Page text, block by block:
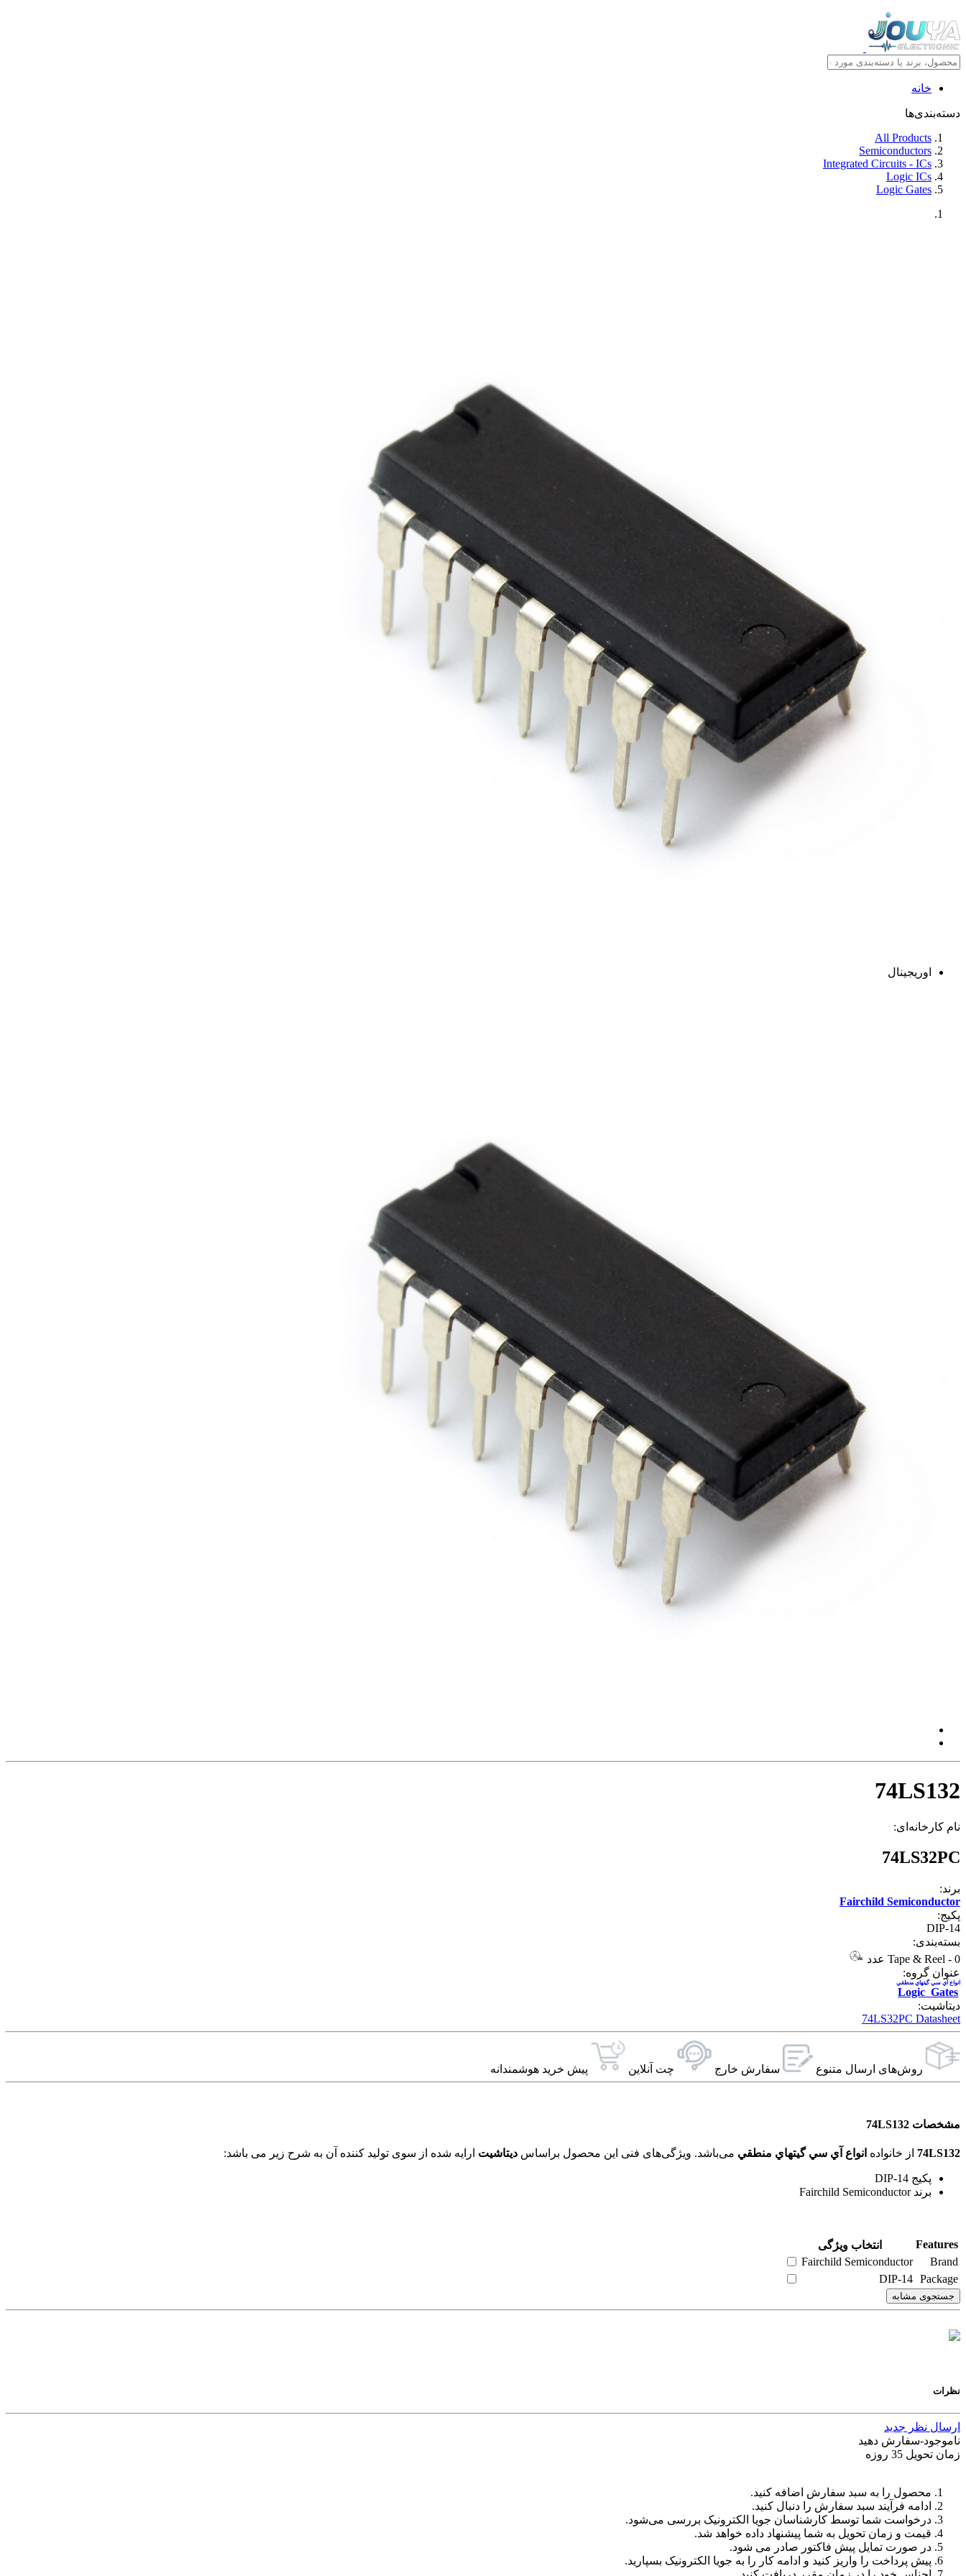
خانه
دسته‌بندی‌ها
All Products
Semiconductors
Integrated Circuits - ICs
Logic ICs
Logic Gates
اوریجینال
74LS132
نام کارخانه‌ای:
74LS32PC
برند:
Fairchild Semiconductor
پکیج:
DIP-14
بسته‌بندی:
Tape & Reel - 0 عدد
عنوان گروه:
Logic Gates
انواع آي سي گيتهاي منطقي
دیتاشیت:
74LS32PC Datasheet
روش‌های ارسال‌ متنوع سفارش خارج چت آنلاین پیش خرید هوشمندانه
مشخصات 74LS132
74LS132 از خانواده انواع آي سي گيتهاي منطقي دیتاشیت ارایه شده از سوی تولید کننده آن به شرح زیر می باشد:
پکیج DIP-14
برند Fairchild Semiconductor
Features
انتخاب ویژگی
Brand
Fairchild Semiconductor
Package
DIP-14
جستجوی مشابه
نظرات
ارسال نظر جدید
ناموجود-سفارش دهید
زمان تحویل 35 روزه
محصول را به سبد سفارش اضافه کنید.
ادامه فرآیند سبد سفارش را دنبال کنید.
درخواست شما توسط کارشناسان جویا الکترونیک بررسی می‌شود.
قیمت و زمان تحویل به شما پیشنهاد داده خواهد شد.
در صورت تمایل پیش فاکتور صادر می شود.
پیش پرداخت را واریز کنید و ادامه کار را به جویا الکترونیک بسپارید.